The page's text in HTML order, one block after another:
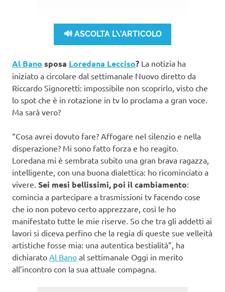
🔊 ASCOLTA L\'ARTICOLO
Al Bano sposa Loredana Lecciso? La notizia ha
iniziato a circolare dal settimanale Nuovo diretto da
Riccardo Signoretti: impossibile non scoprirlo, visto che
lo spot che è in rotazione in tv lo proclama a gran voce.
Ma sarà vero?
“Cosa avrei dovuto fare? Affogare nel silenzio e nella
disperazione? Mi sono fatto forza e ho reagito.
Loredana mi è sembrata subito una gran brava ragazza,
intelligente, con una buona dialettica: ho ricominciato a
vivere. Sei mesi bellissimi, poi il cambiamento:
comincia a partecipare a trasmissioni tv facendo cose
che io non potevo certo apprezzare, così le ho
manifestato tutte le mie riserve. So che tra gli addetti ai
lavori si diceva perfino che la regia di queste sue velleità
artistiche fosse mia: una autentica bestialità”, ha
dichiarato Al Bano al settimanale Oggi in merito
all’incontro con la sua attuale compagna.